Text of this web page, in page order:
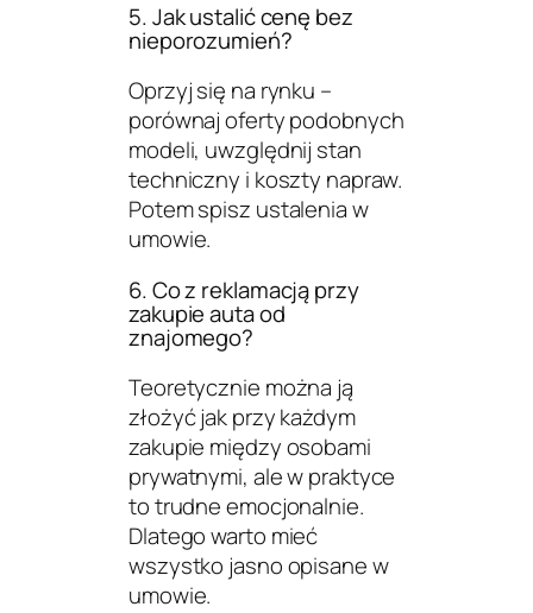
5. Jak ustalić cenę bez
nieporozumień?
Oprzyj się na rynku –
porównaj oferty podobnych
modeli, uwzględnij stan
techniczny i koszty napraw.
Potem spisz ustalenia w
umowie.
6. Co z reklamacją przy
zakupie auta od
znajomego?
Teoretycznie można ją
złożyć jak przy każdym
zakupie między osobami
prywatnymi, ale w praktyce
to trudne emocjonalnie.
Dlatego warto mieć
wszystko jasno opisane w
umowie.